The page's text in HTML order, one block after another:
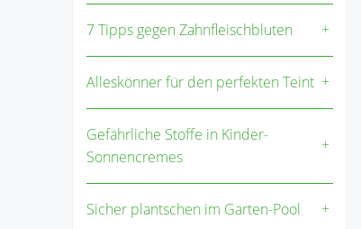
7 Tipps gegen Zahnfleischbluten
Alleskönner für den perfekten Teint
Gefährliche Stoffe in Kinder-
Sonnencremes
Sicher plantschen im Garten-Pool